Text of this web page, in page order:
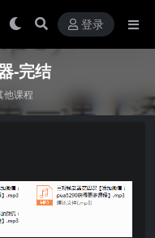
登录
-完结
他课程